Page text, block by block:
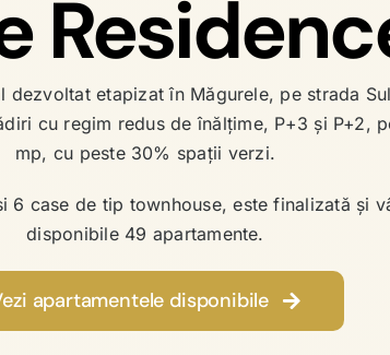
dezvoltat etapizat în Măgurele, pe strada
cu regim redus de înălțime, P+3 și P+2,
mp, cu peste 30% spații verzi.
6 case de tip townhouse, este finalizată și
disponibile 49 apartamente.
apartamentele disponibile